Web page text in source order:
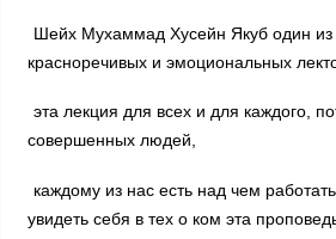
Шейх Мухаммад Хусейн Якуб один
красноречивых и эмоциональных
эта лекция для всех и для каждого,
совершенных людей,
каждому из нас есть над чем
увидеть себя в тех о ком эта